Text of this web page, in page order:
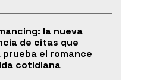
la nueva
de citas que
prueba el romance
cotidiana